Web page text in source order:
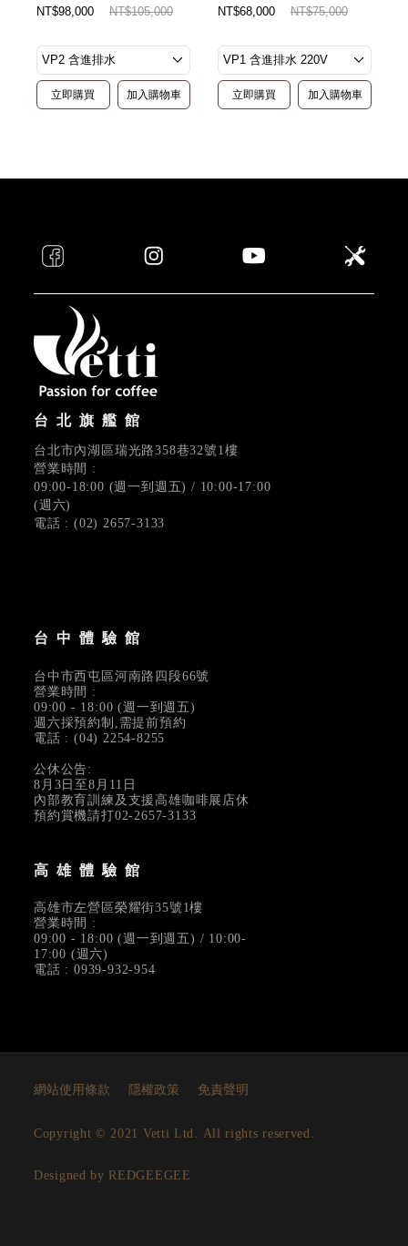
NT$98,000 NT$105,000
立即購買 加入購物車
NT$68,000 NT$75,000
立即購買 加入購物車
台北旗艦館
台北市內湖區瑞光路358巷32號1樓
營業時間 :
09:00-18:00 (週一到週五) / 10:00-17:00
(週六)
電話 : (02) 2657-3133
台中體驗館
台中市西屯區河南路四段66號
營業時間 :
09:00 - 18:00 (週一到週五)
週六採預約制,需提前預約
電話 : (04) 2254-8255
公休公告:
8月3日至8月11日
內部教育訓練及支援高雄咖啡展店休
預約賞機請打02-2657-3133
高雄體驗館
高雄市左營區榮耀街35號1樓
營業時間 :
09:00 - 18:00 (週一到週五) / 10:00-
17:00 (週六)
電話 : 0939-932-954
網站使用條款 隱權政策 免責聲明
Copyright © 2021 Vetti Ltd. All rights reserved.
Designed by REDGEEGEE